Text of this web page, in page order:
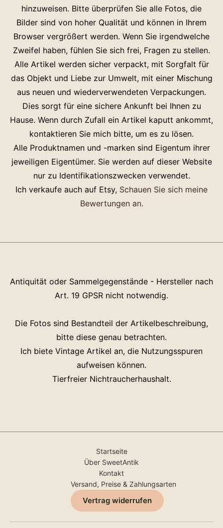
hinzuweisen. Bitte überprüfen Sie alle Fotos, die
Bilder sind von hoher Qualität und können in Ihrem
Browser vergrößert werden. Wenn Sie irgendwelche
Zweifel haben, fühlen Sie sich frei, Fragen zu stellen.
Alle Artikel werden sicher verpackt, mit Sorgfalt für
das Objekt und Liebe zur Umwelt, mit einer Mischung
aus neuen und wiederverwendeten Verpackungen.
Dies sorgt für eine sichere Ankunft bei Ihnen zu
Hause. Wenn durch Zufall ein Artikel kaputt ankommt,
kontaktieren Sie mich bitte, um es zu lösen.
Alle Produktnamen und -marken sind Eigentum ihrer
jeweiligen Eigentümer. Sie werden auf dieser Website
nur zu Identifikationszwecken verwendet.
Ich verkaufe auch auf Etsy, Schauen Sie sich meine
Bewertungen an.
Antiquität oder Sammelgegenstände - Hersteller nach
Art. 19 GPSR nicht notwendig.
Die Fotos sind Bestandteil der Artikelbeschreibung,
bitte diese genau betrachten.
Ich biete Vintage Artikel an, die Nutzungsspuren
aufweisen können.
Tierfreier Nichtraucherhaushalt.
Startseite
Über SweetAntik
Kontakt
Versand, Preise & Zahlungsarten
Vertrag widerrufen